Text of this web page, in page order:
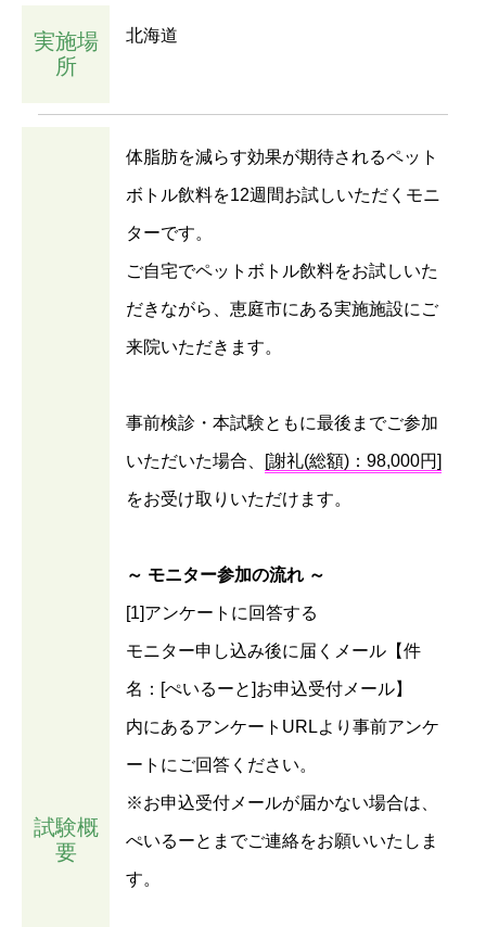
実施場
所
北海道
試験概
要
体脂肪を減らす効果が期待されるペット
ボトル飲料を12週間お試しいただくモニ
ターです。
ご自宅でペットボトル飲料をお試しいた
だきながら、恵庭市にある実施施設にご
来院いただきます。
事前検診・本試験ともに最後までご参加
いただいた場合、 [謝礼(総額)：98,000円]
をお受け取りいただけます。
～ モニター参加の流れ ～
[1]アンケートに回答する
モニター申し込み後に届くメール【件
名：[ぺいるーと]お申込受付メール】
内にあるアンケートURLより事前アンケ
ートにご回答ください。
※お申込受付メールが届かない場合は、
ぺいるーとまでご連絡をお願いいたしま
す。